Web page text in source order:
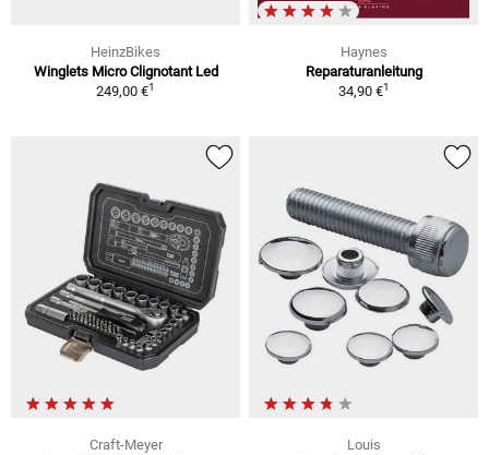
HeinzBikes
Winglets Micro Clignotant Led
249,00 €1
Haynes
Reparaturanleitung
34,90 €1
Craft-Meyer
Louis